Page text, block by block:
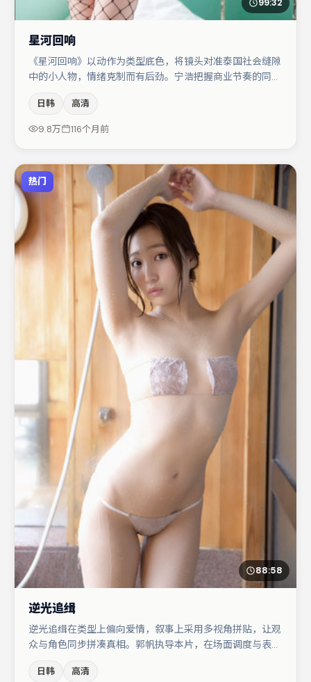
星河回响
《星河回响》以动作为类型底色，将镜头对准泰国社会缝隙
中的小人物，情绪克制而有后劲。宁浩把握商业节奏的同时
千源的对手戏构成全片情感锚点，朱一龙则以细节塑造推动
谜题层层揭开。节奏紧凑、反转有度，值得列入片单。
日韩 高清
9.8万 116个月前
热门
88:58
逆光追缉
逆光追缉在类型上偏向爱情，叙事上采用多视角拼贴，让观
众与角色同步拼凑真相。郭帆执导本片，在场面调度与表演
担叙事驱动，大鹏、汤唯分别提供反差与喜剧/悬疑调剂
日韩 高清